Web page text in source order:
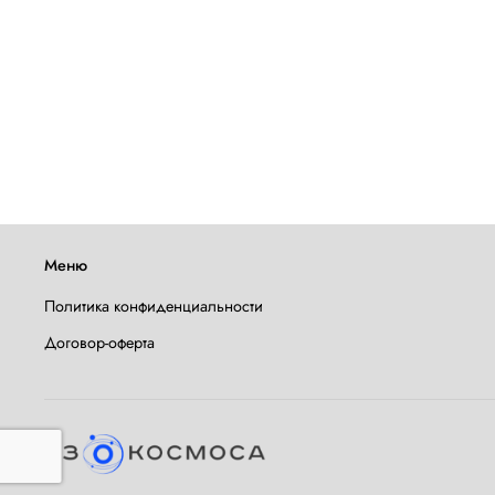
Меню
Политика конфиденциальности
Договор-оферта